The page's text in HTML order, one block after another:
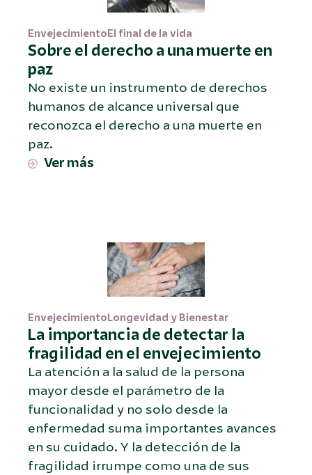
EnvejecimientoEl final de la vida
Sobre el derecho a una muerte en
paz
No existe un instrumento de derechos
humanos de alcance universal que
reconozca el derecho a una muerte en
paz.
Ver más
EnvejecimientoLongevidad y Bienestar
La importancia de detectar la
fragilidad en el envejecimiento
La atención a la salud de la persona
mayor desde el parámetro de la
funcionalidad y no solo desde la
enfermedad suma importantes avances
en su cuidado. Y la detección de la
fragilidad irrumpe como una de sus